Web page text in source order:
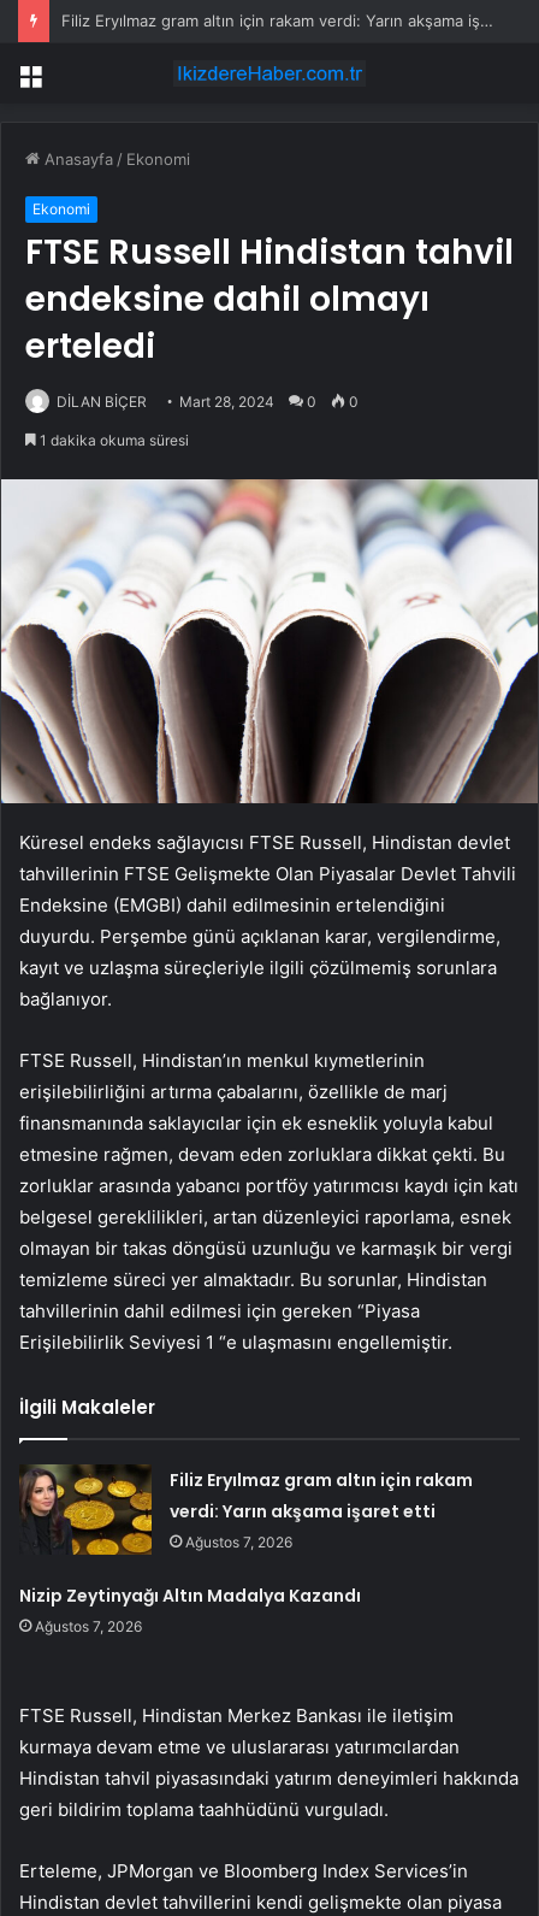
Filiz Eryılmaz gram altın için rakam verdi: Yarın akşama işaret etti
Menü
Anasayfa / Ekonomi
Ekonomi
FTSE Russell Hindistan tahvil
endeksine dahil olmayı
erteledi
DİLAN BİÇER Mart 28, 2024 0 0
1 dakika okuma süresi
Küresel endeks sağlayıcısı FTSE Russell, Hindistan devlet
tahvillerinin FTSE Gelişmekte Olan Piyasalar Devlet Tahvili
Endeksine (EMGBI) dahil edilmesinin ertelendiğini
duyurdu. Perşembe günü açıklanan karar, vergilendirme,
kayıt ve uzlaşma süreçleriyle ilgili çözülmemiş sorunlara
bağlanıyor.
FTSE Russell, Hindistan’ın menkul kıymetlerinin
erişilebilirliğini artırma çabalarını, özellikle de marj
finansmanında saklayıcılar için ek esneklik yoluyla kabul
etmesine rağmen, devam eden zorluklara dikkat çekti. Bu
zorluklar arasında yabancı portföy yatırımcısı kaydı için katı
belgesel gereklilikleri, artan düzenleyici raporlama, esnek
olmayan bir takas döngüsü uzunluğu ve karmaşık bir vergi
temizleme süreci yer almaktadır. Bu sorunlar, Hindistan
tahvillerinin dahil edilmesi için gereken “Piyasa
Erişilebilirlik Seviyesi 1 “e ulaşmasını engellemiştir.
İlgili Makaleler
Filiz Eryılmaz gram altın için rakam
verdi: Yarın akşama işaret etti
Ağustos 7, 2026
Nizip Zeytinyağı Altın Madalya Kazandı
Ağustos 7, 2026
FTSE Russell, Hindistan Merkez Bankası ile iletişim
kurmaya devam etme ve uluslararası yatırımcılardan
Hindistan tahvil piyasasındaki yatırım deneyimleri hakkında
geri bildirim toplama taahhüdünü vurguladı.
Erteleme, JPMorgan ve Bloomberg Index Services’in
Hindistan devlet tahvillerini kendi gelişmekte olan piyasa